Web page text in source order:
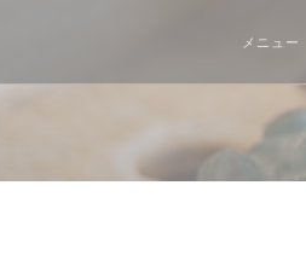
メニュー